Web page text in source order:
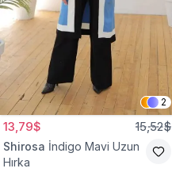
2
13,79$ 15,52$
Shirosa İndigo Mavi Uzun
Hırka